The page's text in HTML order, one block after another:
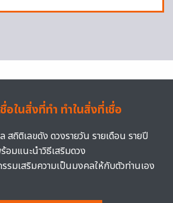
อในสิ่งที่ทำ ทำในสิ่งที่เชื่อ
สถิติเลขดัง ดวงรายวัน รายเดือน รายปี
อมแนะนำวิธีเสริมดวง
รมเสริมความเป็นมงคลให้กับตัวท่านเอง